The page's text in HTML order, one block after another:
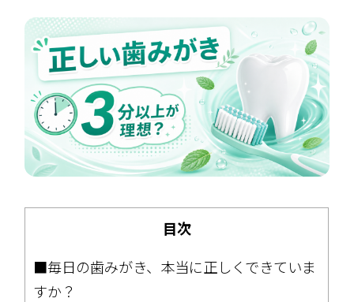
目次
■毎日の歯みがき、本当に正しくできていま
すか？